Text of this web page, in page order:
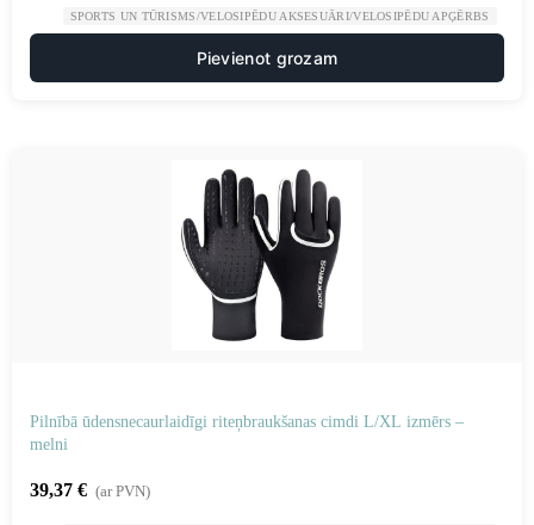
SPORTS UN TŪRISMS/VELOSIPĒDU AKSESUĀRI/VELOSIPĒDU APĢĒRBS
Pievienot grozam
Pilnībā ūdensnecaurlaidīgi riteņbraukšanas cimdi L/XL izmērs –
melni
39,37 € (ar PVN)